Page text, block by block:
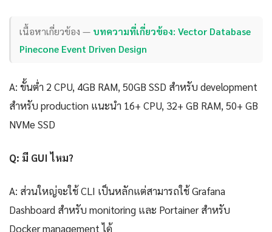
เนื้อหาเกี่ยวข้อง — บทความที่เกี่ยวข้อง: Vector Database
Pinecone Event Driven Design
A: ขั้นต่ำ 2 CPU, 4GB RAM, 50GB SSD สำหรับ development
สำหรับ production แนะนำ 16+ CPU, 32+ GB RAM, 50+ GB
NVMe SSD
Q: มี GUI ไหม?
A: ส่วนใหญ่จะใช้ CLI เป็นหลักแต่สามารถใช้ Grafana
Dashboard สำหรับ monitoring และ Portainer สำหรับ
Docker management ได้